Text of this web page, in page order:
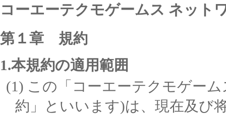
コーエーテクモゲームス ネット
第１章 規約
1.本規約の適用範囲
この「コーエーテクモゲー
約」といいます)は、現在及び